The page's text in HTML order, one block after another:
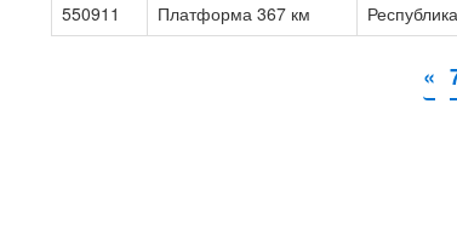
550911
Платформа 367 км
«